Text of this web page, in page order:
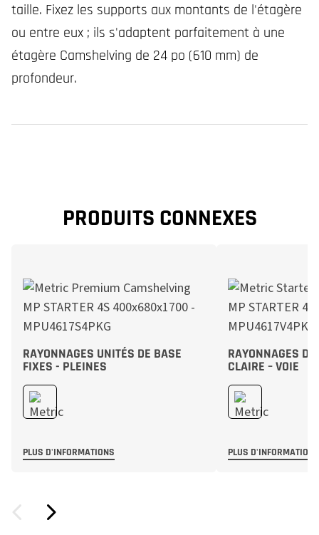
taille. Fixez les supports aux montants de l'étagère
ou entre eux ; ils s'adaptent parfaitement à une
étagère Camshelving de 24 po (610 mm) de
profondeur.
PRODUITS CONNEXES
RAYONNAGES UNITÉS DE BASE
FIXES - PLEINES
PLUS D'INFORMATIONS
RAYONNAGES D’
CLAIRE – VOIE
PLUS D'INFORMATIONS